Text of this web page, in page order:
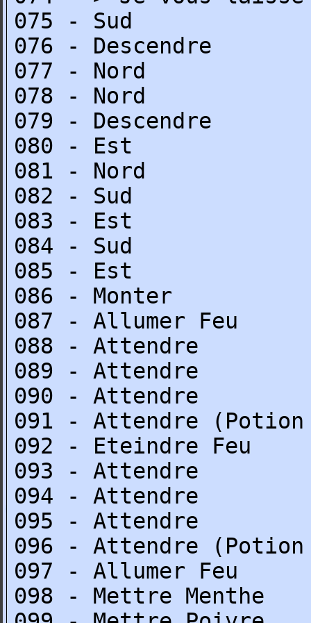
075 - Sud
076 - Descendre
077 - Nord
078 - Nord
079 - Descendre
080 - Est
081 - Nord
082 - Sud
083 - Est
084 - Sud
085 - Est
086 - Monter
087 - Allumer Feu
088 - Attendre
089 - Attendre
090 - Attendre
091 - Attendre (Potion
092 - Eteindre Feu
093 - Attendre
094 - Attendre
095 - Attendre
096 - Attendre (Potion
097 - Allumer Feu
098 - Mettre Menthe